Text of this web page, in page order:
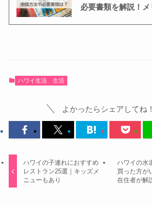
必要書類を解説！メ
ハワイ生活 生活
よかったらシェアしてね！
ハワイの子連れにおすすめ
レストラン25選｜キッズメ
ニューもあり
ハワイの水
買った方が
在住者が解